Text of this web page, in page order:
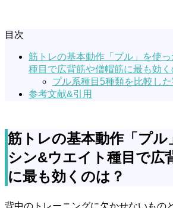
目次
筋トレの基本動作「プル」を使
種目で広背筋や僧帽筋に最も効く
プル系種目5種類を比較し
参考文献&引用
筋トレの基本動作「プル
シン&ウエイト種目で広
に最も効くのは？
背中のトレーニングに欠かせないもの